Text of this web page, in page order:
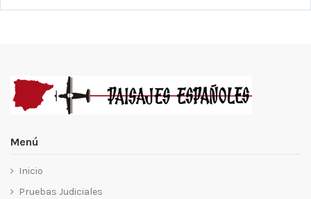
Menú
Inicio
Pruebas Judiciales